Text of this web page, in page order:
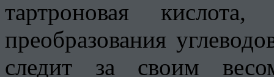
тартроновая
преобразования
следит за своим